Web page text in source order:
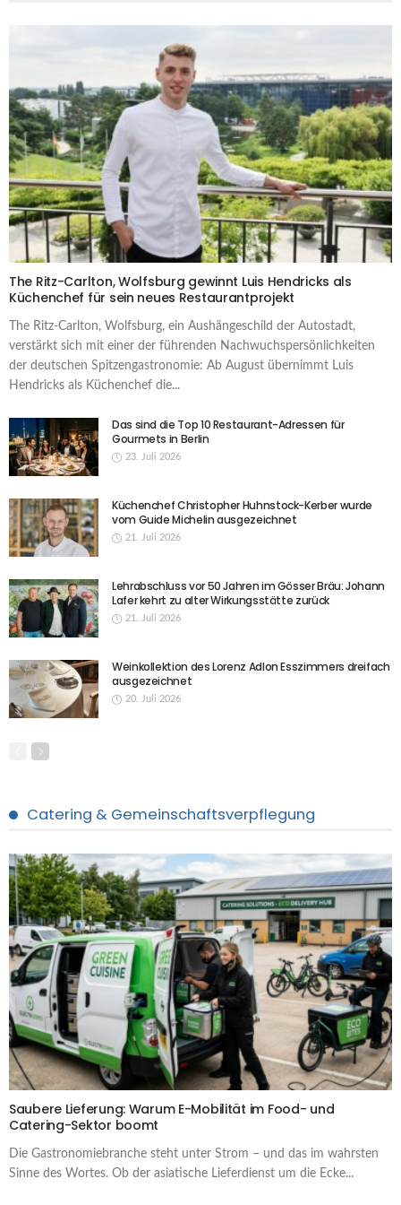
The Ritz-Carlton, Wolfsburg gewinnt Luis Hendricks als
Küchenchef für sein neues Restaurantprojekt
The Ritz-Carlton, Wolfsburg, ein Aushängeschild der Autostadt,
verstärkt sich mit einer der führenden Nachwuchspersönlichkeiten
der deutschen Spitzengastronomie: Ab August übernimmt Luis
Hendricks als Küchenchef die...
Das sind die Top 10 Restaurant-Adressen für
Gourmets in Berlin
23. Juli 2026
Küchenchef Christopher Huhnstock-Kerber wurde
vom Guide Michelin ausgezeichnet
21. Juli 2026
Lehrabschluss vor 50 Jahren im Gösser Bräu: Johann
Lafer kehrt zu alter Wirkungsstätte zurück
21. Juli 2026
Weinkollektion des Lorenz Adlon Esszimmers dreifach
ausgezeichnet
20. Juli 2026
Catering & Gemeinschaftsverpflegung
Saubere Lieferung: Warum E-Mobilität im Food- und
Catering-Sektor boomt
Die Gastronomiebranche steht unter Strom – und das im wahrsten
Sinne des Wortes. Ob der asiatische Lieferdienst um die Ecke...